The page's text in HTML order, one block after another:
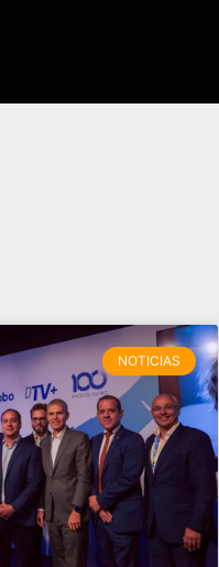
NOTICIAS